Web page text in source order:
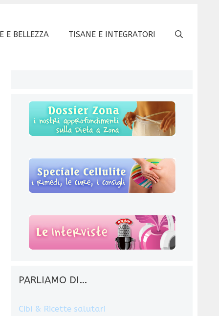
E BELLEZZA TISANE E INTEGRATORI
PARLIAMO DI…
Cibi & Ricette salutari